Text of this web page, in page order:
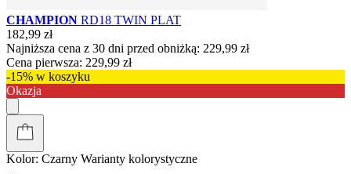
CHAMPION RD18 TWIN PLAT
182,99 zł
Najniższa cena z 30 dni przed obniżką: 229,99 zł
Cena pierwsza: 229,99 zł
-15% w koszyku
Okazja
Kolor: Czarny Warianty kolorystyczne